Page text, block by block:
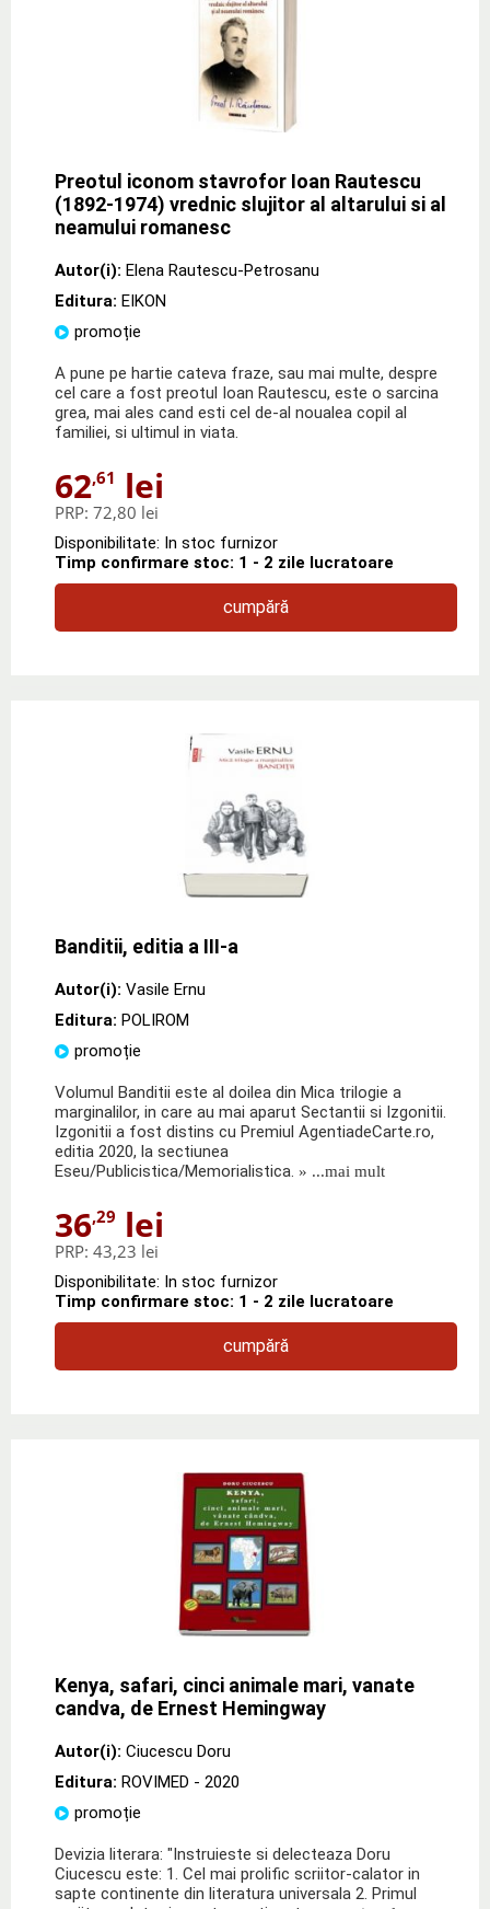
Preotul iconom stavrofor Ioan Rautescu
(1892-1974) vrednic slujitor al altarului si al
neamului romanesc
Autor(i): Elena Rautescu-Petrosanu
Editura: EIKON
promoție
A pune pe hartie cateva fraze, sau mai multe, despre
cel care a fost preotul Ioan Rautescu, este o sarcina
grea, mai ales cand esti cel de-al noualea copil al
familiei, si ultimul in viata.
62,61 lei
PRP: 72,80 lei
Disponibilitate: In stoc furnizor
Timp confirmare stoc: 1 - 2 zile lucratoare
cumpără
Banditii, editia a III-a
Autor(i): Vasile Ernu
Editura: POLIROM
promoție
Volumul Banditii este al doilea din Mica trilogie a
marginalilor, in care au mai aparut Sectantii si Izgonitii.
Izgonitii a fost distins cu Premiul AgentiadeCarte.ro,
editia 2020, la sectiunea
Eseu/Publicistica/Memorialistica. » ...mai mult
36,29 lei
PRP: 43,23 lei
Disponibilitate: In stoc furnizor
Timp confirmare stoc: 1 - 2 zile lucratoare
cumpără
Kenya, safari, cinci animale mari, vanate
candva, de Ernest Hemingway
Autor(i): Ciucescu Doru
Editura: ROVIMED - 2020
promoție
Devizia literara: "Instruieste si delecteaza Doru
Ciucescu este: 1. Cel mai prolific scriitor-calator in
sapte continente din literatura universala 2. Primul